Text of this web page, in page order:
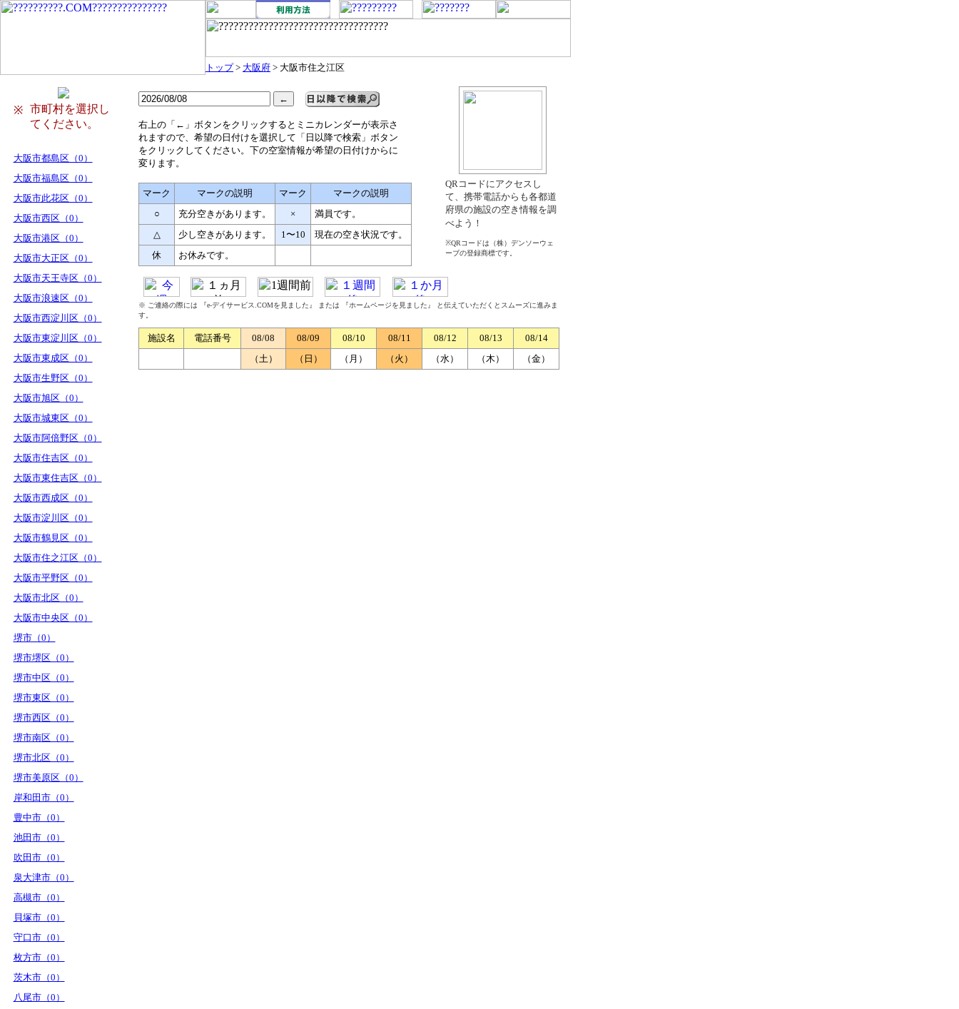
トップ> 大阪府 > 大阪市住之江区
※
市町村を選択し
てください。
大阪市都島区（0）
大阪市福島区（0）
大阪市此花区（0）
大阪市西区（0）
大阪市港区（0）
大阪市大正区（0）
大阪市天王寺区（0）
大阪市浪速区（0）
大阪市西淀川区（0）
大阪市東淀川区（0）
大阪市東成区（0）
大阪市生野区（0）
大阪市旭区（0）
大阪市城東区（0）
大阪市阿倍野区（0）
大阪市住吉区（0）
大阪市東住吉区（0）
大阪市西成区（0）
大阪市淀川区（0）
大阪市鶴見区（0）
大阪市住之江区（0）
大阪市平野区（0）
大阪市北区（0）
大阪市中央区（0）
堺市（0）
堺市堺区（0）
堺市中区（0）
堺市東区（0）
堺市西区（0）
堺市南区（0）
堺市北区（0）
堺市美原区（0）
岸和田市（0）
豊中市（0）
池田市（0）
吹田市（0）
泉大津市（0）
高槻市（0）
貝塚市（0）
守口市（0）
枚方市（0）
茨木市（0）
八尾市（0）
右上の「←」ボタンをクリックするとミニカレンダーが表示さ
れますので、希望の日付けを選択して「日以降で検索」ボタン
をクリックしてください。下の空室情報が希望の日付けからに
変ります。
マーク マークの説明 マーク
マークの説明
○
充分空きがあります。 ×
満員です。
△
少し空きがあります。 1〜10
現在の空き状況です。
休
お休みです。
QRコードにアクセスし
て、携帯電話からも各都道
府県の施設の空き情報を調
べよう！
※QRコードは（株）デンソーウェ
ーブの登録商標です。
※ ご連絡の際には 『e-デイサービス.COMを見ました』 または 『ホームページを見ました』 と伝えていただくとスムーズに進みま
す。
施設名 電話番号 08/08 08/09 08/10 08/11 08/12 08/13
08/14
（土）
（日） （月） （火） （水） （木） （金）